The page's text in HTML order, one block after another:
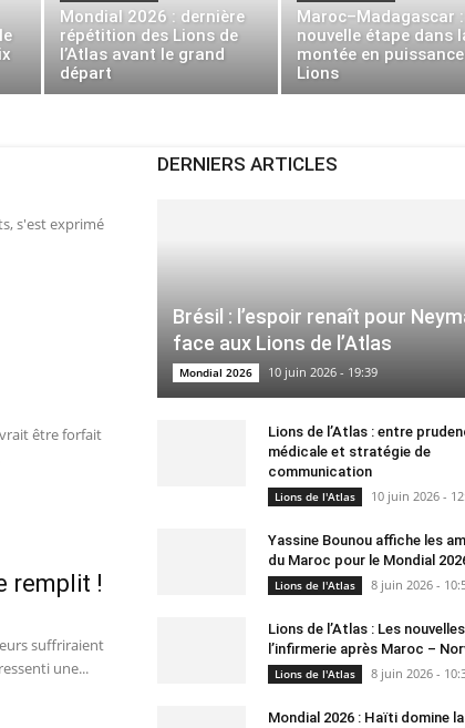
Mondial 2026 : dernière
répétition des Lions de
l’Atlas avant le grand
départ
Maroc–Madagascar :
nouvelle étape dans
montée en
Lions
s'est exprimé
être forfait
remplit !
suffriraient
une...
DERNIERS ARTICLES
Brésil : l’espoir renaît pour
face aux Lions de l’Atlas
Mondial 2026 10 juin 2026 - 19:39
Lions de l’Atlas : entre
médicale et stratégie de
communication
Lions de l'Atlas 10 juin 2026 -
Yassine Bounou affiche les
du Maroc pour le Mondial
Lions de l'Atlas 8 juin 2026 -
Lions de l’Atlas : Les
l’infirmerie après Maroc –
Lions de l'Atlas 8 juin 2026 -
Mondial 2026 : Haïti domine la